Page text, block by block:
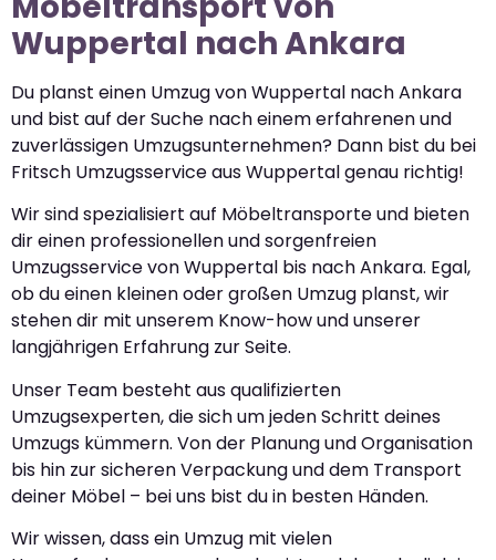
Wuppertal nach Ankara
Du planst einen Umzug von Wuppertal nach Ankara
und bist auf der Suche nach einem erfahrenen und
zuverlässigen Umzugsunternehmen? Dann bist du bei
Fritsch Umzugsservice aus Wuppertal genau richtig!
Wir sind spezialisiert auf Möbeltransporte und bieten
dir einen professionellen und sorgenfreien
Umzugsservice von Wuppertal bis nach Ankara. Egal,
ob du einen kleinen oder großen Umzug planst, wir
stehen dir mit unserem Know-how und unserer
langjährigen Erfahrung zur Seite.
Unser Team besteht aus qualifizierten
Umzugsexperten, die sich um jeden Schritt deines
Umzugs kümmern. Von der Planung und Organisation
bis hin zur sicheren Verpackung und dem Transport
deiner Möbel – bei uns bist du in besten Händen.
Wir wissen, dass ein Umzug mit vielen